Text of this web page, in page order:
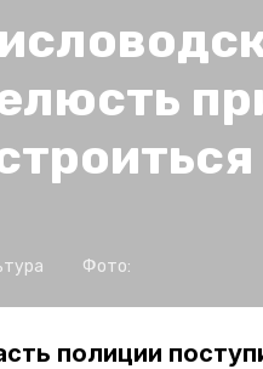
Фото:
полиции